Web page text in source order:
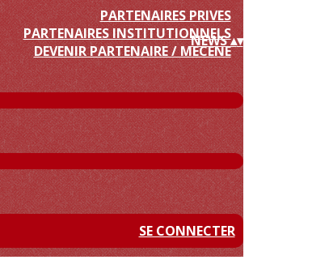
PARTENAIRES PRIVES
PARTENAIRES INSTITUTIONNELS
DEVENIR PARTENAIRE / MECENE
NEWS▴▾
SE CONNECTER